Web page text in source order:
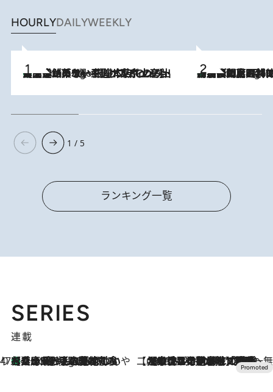
HOURLYDAILYWEEKLY
7 Hours Ago
【間違いのない王道・東京土産】資生堂パーラー 銀座本店でのみ出会える銘菓5選《極上プディング・濃厚チーズケーキ・ボンボンショコラほか》 7 Hours Ago
「最後に見られてよかった」上野動物園の東園パンダ舎が解体前に特別公開。8月16日まで延長されたパネル展と共に辿る“半世紀”のパンダ飼育《解体工事の図面あり》
1 / 5
ランキング一覧
SERIES
連載
47都道府県の手みやげ ひんやりスイーツで夏を満喫
7 Hours Ago
【兵庫県】この夏絶対食べたい 冷やしておいしいおやつ3選 淡路島の恵みをジェラートに集約 【CREA×星野リゾート】唯一無二。癒しと発見が待つ場所へ
2026.8.7
【トンボの足水浴】ヒノキの香りに包まれて涼感マックス！約13℃の湧水かけ流しを避暑地「星野温泉 トンボの湯」で体験